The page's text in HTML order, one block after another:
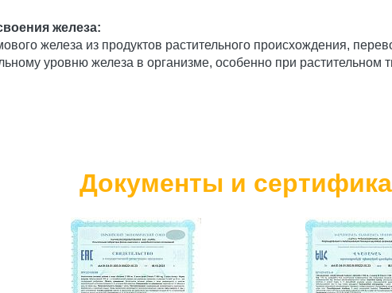
железа:
железа из продуктов растительного происхождения,
уровню железа в организме, особенно при растительном
Документы и